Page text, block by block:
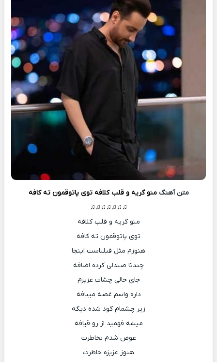
متن آهنگ ﻣﻨﻮ ﮔﺮﻳﻪ و ﻗﻠﺐ ﻛﻠﺎﻓﻪ ﺗﻮی ﭘﺎﺗﻮﻗﻤﻮن ﺗﻪ ﻛﺎﻓﻪ
♫♫♫♫♫♫♫
ﻣﻨﻮ ﮔﺮﻳﻪ و ﻗﻠﺐ ﻛﻠﺎﻓﻪ
ﺗﻮی ﭘﺎﺗﻮﻗﻤﻮن ﺗﻪ ﻛﺎﻓﻪ
ﻫﻨﻮزم ﻣﺜﻞ ﻗﺒﻠﻨﺎﺳﺖ اﻳﻨﺠﺎ
ﭼﻨﺪﺗﺎ ﺻﻨﺪﻟﻰ ﻛﺮده اﺿﺎﻓﻪ
ﺟﺎی ﺧﺎﻟﻰ ﭼﺸﺎت ﻋﺰﻳﺰم
داره واﺳﻢ ﻏﺼﻪ ﻣﻴﺒﺎﻓﻪ
زﻳﺮ ﭼﺸﻤﺎم ﮔﻮد ﺷﺪه دﻳﮕﻪ
ﻣﻴﺸﻪ ﻓﻬﻤﻴﺪ از رو ﻗﻴﺎﻓﻪ
ﻋﻮض ﺷﺪم ﺑﺨﺎﻃﺮت
ﻫﻨﻮز ﻋﺰﻳﺰه ﺧﺎﻃﺮت